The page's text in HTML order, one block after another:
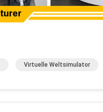
Virtuelle Weltsimulator